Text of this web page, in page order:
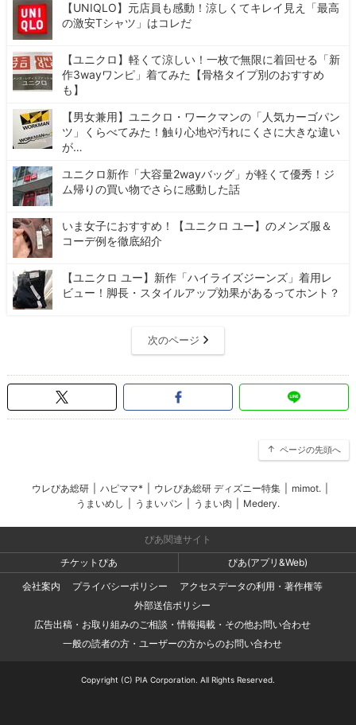
【UNIQLO】元店員も感動！涼しくてキレイ見え「最高
の激安Tシャツ」はコレだ
【ユニクロ】軽くて涼しい！一枚で無限に着回せる「新
作3wayワンピ」着てみた【骨格タイプ別のおすすめ
も】
【男女兼用】ユニクロ・ワークマンの「人気カーゴパン
ツ」くらべてみた！触り心地や汚れにくさに大きな違い
が…
ユニクロ新作「大容量2wayバッグ」が軽くて優秀！ジ
ム帰りの買い物でさらに感動した話
いま女子におすすめ！【ユニクロ ユー】のメンズ服＆
コーデ例を徹底紹介
【ユニクロ ユー】新作「ハイライズジーンズ」着用レ
ビュー！脚長・スタイルアップ効果があるってホント？
次のページ
ページの先頭へ
ウレぴあ総研 ハピママ* ウレぴあ総研 ディズニー特集 mimot.
うまいめし
うまいパン うまい肉 Medery.
ぴあ関連サイト
チケットぴあ
ぴあ(アプリ&Web)
会社案内
プライバシーポリシー
アクセスデータの利用・著作権等
外部送信ポリシー
広告出稿・お取り組みのご相談・情報掲載・その他お問い合わせ
一般の読者の方・ユーザーの方からのお問い合わせ
Copyright (C) PIA Corporation. All Rights Reserved.